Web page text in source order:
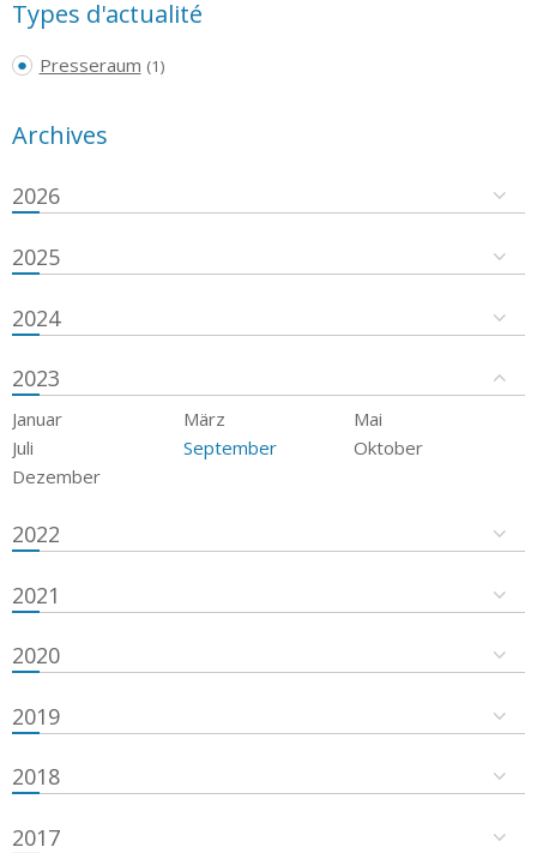
Types d'actualité
Presseraum (1)
Archives
2026
2025
2024
2023
Januar März
Mai
Juli
September
Oktober
Dezember
2022
2021
2020
2019
2018
2017